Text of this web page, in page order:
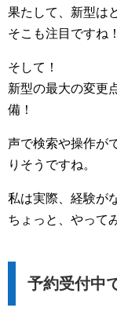
果たして、新型は
そこも注目ですね！
そして！
新型の最大の変更
備！
声で検索や操作が
りそうですね。
私は実際、経験が
ちょっと、やって
予約受付中